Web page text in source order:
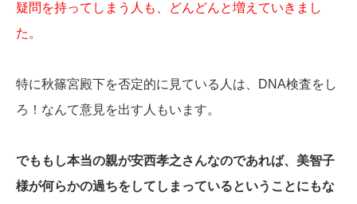
疑問を持ってしまう人も、どんどんと増えていきまし
た。
特に秋篠宮殿下を否定的に見ている人は、DNA検査をし
ろ！なんて意見を出す人もいます。
でももし本当の親が安西孝之さんなのであれば、美智子
様が何らかの過ちをしてしまっているということにもな